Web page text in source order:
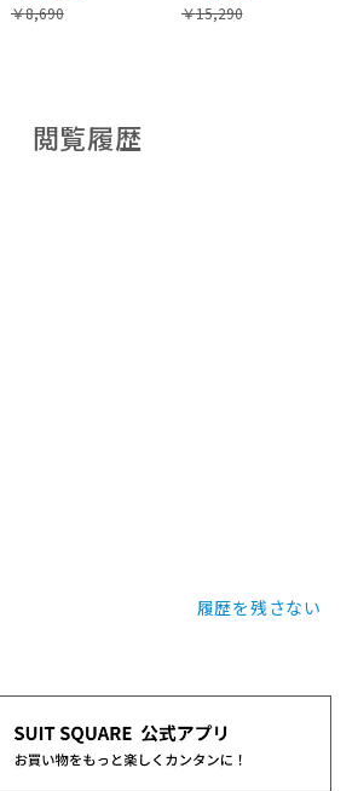
￥8,690 ￥15,290
閲覧履歴
履歴を残さない